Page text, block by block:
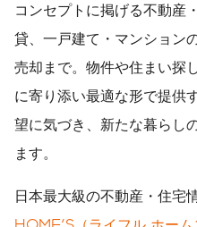
コンセプトに掲げる不動産
貸、一戸建て・マンション
売却まで。物件や住まい探
に寄り添い最適な形で提供
望に気づき、新たな暮らし
ます。
日本最大級の不動産・住宅